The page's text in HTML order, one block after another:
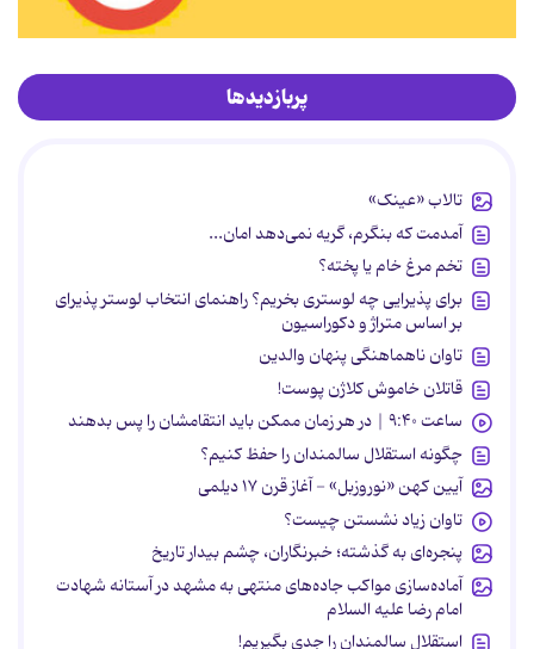
پربازدیدها
تالاب «عینک»
آمدمت که بنگرم، گریه نمی‌دهد امان...
تخم مرغ خام یا پخته؟
برای پذیرایی چه لوستری بخریم؟ راهنمای انتخاب لوستر پذیرای
بر اساس متراژ و دکوراسیون
تاوان ناهماهنگی پنهان والدین
قاتلان خاموش کلاژن پوست!
ساعت ۹:۴۰ | در هر زمان ممکن باید انتقامشان را پس بدهند
چگونه استقلال سالمندان را حفظ کنیم؟
آیین کهن «نوروزبل» - آغاز قرن ۱۷ دیلمی
تاوان زیاد نشستن چیست؟
پنجره‌ای به گذشته؛ خبرنگاران، چشم بیدار تاریخ
آماده‌سازی مواکب جاده‌های منتهی به مشهد در آستانه شهادت
امام رضا علیه السلام
استقلال سالمندان را جدی بگیریم!